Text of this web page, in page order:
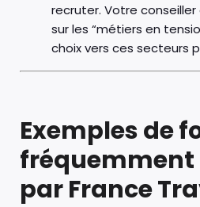
recruter. Votre
sur les “métiers en
choix vers ces secteurs
Exemples de
fréquemment
par France